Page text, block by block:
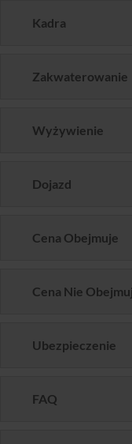
Kadra
Zakwaterowanie
Wyżywienie
Dojazd
Cena Obejmuje
Cena Nie
Ubezpieczenie
FAQ